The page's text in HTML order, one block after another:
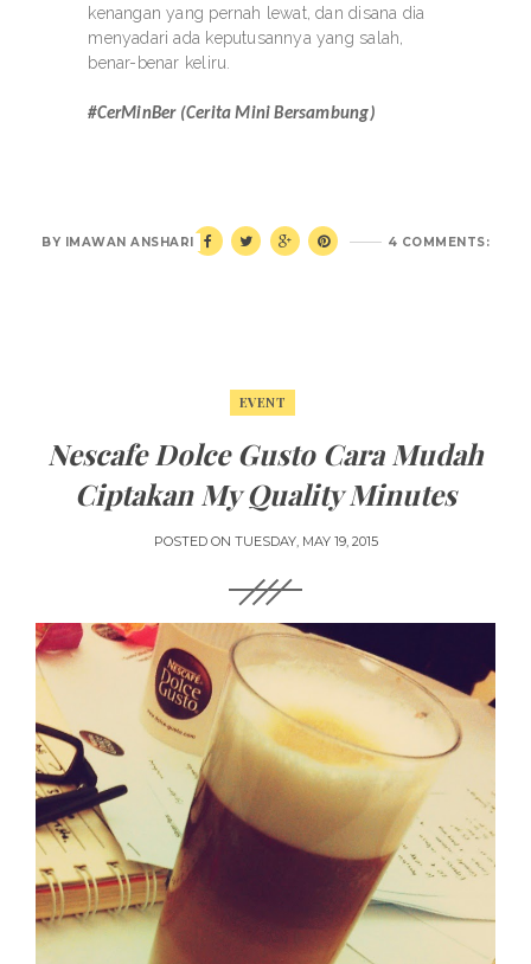
kenangan yang pernah lewat, dan disana dia
menyadari ada keputusannya yang salah,
benar-benar keliru.
#CerMinBer (Cerita Mini Bersambung)
4 COMMENTS:
BY IMAWAN ANSHARI
EVENT
Nescafe Dolce Gusto Cara Mudah
Ciptakan My Quality Minutes
POSTED ON TUESDAY, MAY 19, 2015